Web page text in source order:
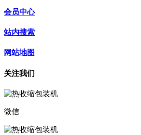
会员中心
站内搜索
网站地图
关注我们
微信